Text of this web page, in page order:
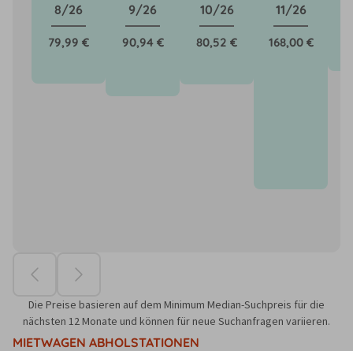
8/26
79,99 €
9/26
90,94 €
10/26
80,52 €
11/26
168,00 €
Die Preise basieren auf dem Minimum Median-Suchpreis für die
nächsten 12 Monate und können für neue Suchanfragen variieren.
MIETWAGEN ABHOLSTATIONEN